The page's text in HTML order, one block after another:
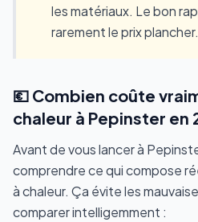
les matériaux. Le bon
rarement le prix plancher.
💶 Combien coûte
chaleur à Pepinster en
Avant de vous lancer à
comprendre ce qui compose
à chaleur. Ça évite les
comparer intelligemment :